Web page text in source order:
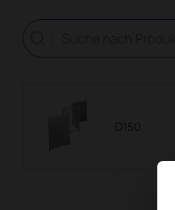
D150